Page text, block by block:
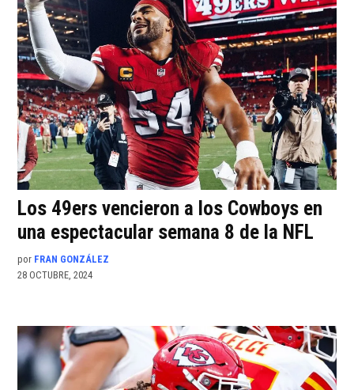
Los 49ers vencieron a los Cowboys en
una espectacular semana 8 de la NFL
por FRAN GONZÁLEZ
28 OCTUBRE, 2024